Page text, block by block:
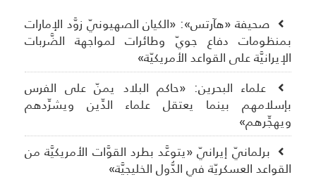
صحيفة «هآرتس»: «الكيان الصهيونيّ زوَّد الإمارات
بمنظومات دفاع جويّ وطائرات لمواجهة الضَّربات
الإيرانيَّة على القواعد الأمريكيّة»
علماء البحرين: «حاكم البلاد يمنّ على الفرس
بإسلامهم بينما يعتقل علماء الدِّين ويشرِّدهم
ويهجِّرهم»
برلمانيّ إيرانيّ «يتوعَّد بطرد القوَّات الأمريكيَّة من
القواعد العسكريّة في الدُّول الخليجيَّة»